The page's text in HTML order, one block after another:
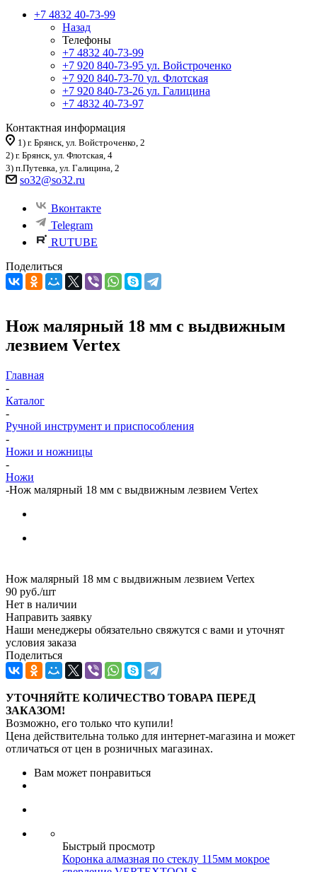
+7 4832 40-73-99
Назад
Телефоны
+7 4832 40-73-99
+7 920 840-73-95 ул. Войстроченко
+7 920 840-73-70 ул. Флотская
+7 920 840-73-26 ул. Галицина
+7 4832 40-73-97
Контактная информация
1) г. Брянск, ул. Войстроченко, 2
2) г. Брянск, ул. Флотская, 4
3) п.Путевка, ул. Галицина, 2
so32@so32.ru
Вконтакте
Telegram
RUTUBE
Поделиться
Нож малярный 18 мм с выдвижным
лезвием Vertex
Главная
-
Каталог
-
Ручной инструмент и приспособления
-
Ножи и ножницы
-
Ножи
-Нож малярный 18 мм с выдвижным лезвием Vertex
Нож малярный 18 мм с выдвижным лезвием Vertex
90 руб./шт
Нет в наличии
Направить заявку
Наши менеджеры обязательно свяжутся с вами и уточнят
условия заказа
Поделиться
УТОЧНЯЙТЕ КОЛИЧЕСТВО ТОВАРА ПЕРЕД
ЗАКАЗОМ!
Возможно, его только что купили!
Цена действительна только для интернет-магазина и может
отличаться от цен в розничных магазинах.
Вам может понравиться
Быстрый просмотр
Коронка алмазная по стеклу 115мм мокрое